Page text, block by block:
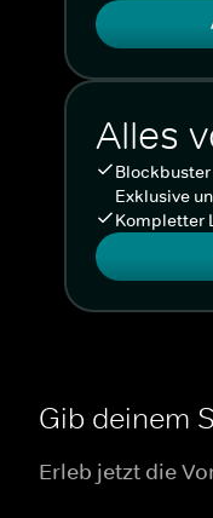
Alles
Exklusive
Kompletter
Gib deinem
Erleb jetzt die